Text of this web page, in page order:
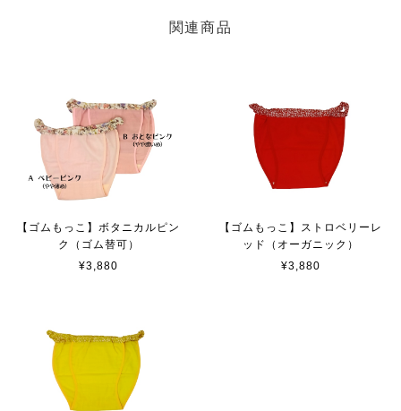
関連商品
【ゴムもっこ】ボタニカルピン
ク（ゴム替可）
¥3,880
【ゴムもっこ】ストロベリーレ
ッド（オーガニック）
¥3,880